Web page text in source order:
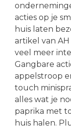
acties op je
huis laten
artikel van
veel meer
Gangbare
appelstroop
touch
alles wat je
paprika met
huis halen.